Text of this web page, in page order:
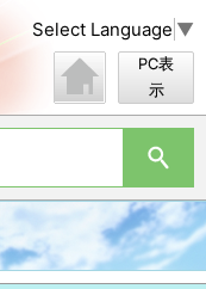
Select Language ▼
PC表
示